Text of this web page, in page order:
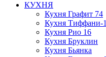
КУХНЯ
Кухня Графит 74
Кухня Тиффани-
Кухня Рио 16
Кухня Бруклин
Кухня Бьянка